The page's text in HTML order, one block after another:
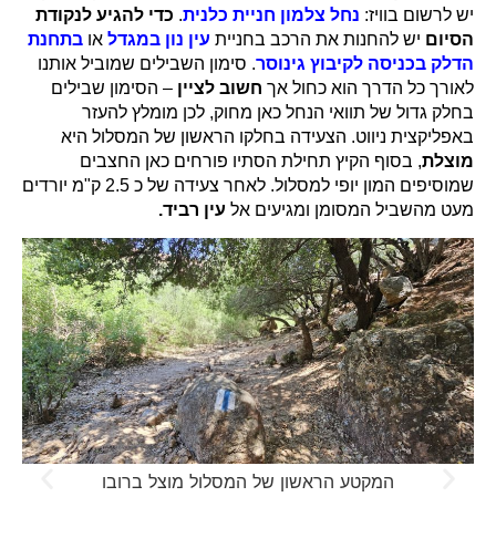
יש לרשום בוויז: נחל צלמון חניית כלנית. כדי להגיע לנקודת
הסיום יש להחנות את הרכב בחניית עין נון במגדל או בתחנת
הדלק בכניסה לקיבוץ גינוסר. סימון השבילים שמוביל אותנו
לאורך כל הדרך הוא כחול אך חשוב לציין – הסימון שבילים
בחלק גדול של תוואי הנחל כאן מחוק, לכן מומלץ להעזר
באפליקצית ניווט. הצעידה בחלקו הראשון של המסלול היא
מוצלת, בסוף הקיץ תחילת הסתיו פורחים כאן החצבים
שמוסיפים המון יופי למסלול. לאחר צעידה של כ 2.5 ק"מ יורדים
מעט מהשביל המסומן ומגיעים אל עין רביד.
בה מזרימים את המים המותפלים לנחל